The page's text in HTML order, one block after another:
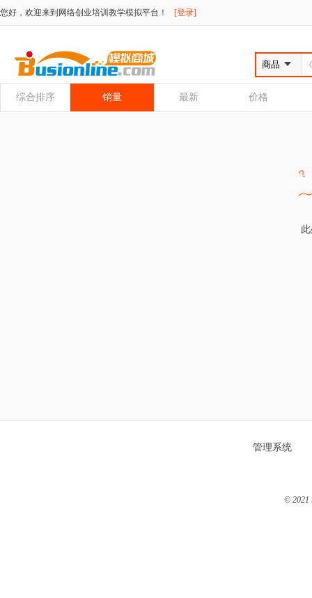
您好，欢迎来到网络创业培训教学模拟平台！ [登录]
综合排序 销量 最新 价格
管理系统
© 2021